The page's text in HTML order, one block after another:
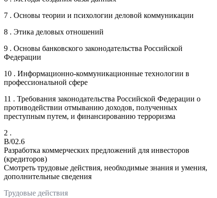
7 . Основы теории и психологии деловой коммуникации
8 . Этика деловых отношений
9 . Основы банковского законодательства Российской
Федерации
10 . Информационно-коммуникационные технологии в
профессиональной сфере
11 . Требования законодательства Российской Федерации о
противодействии отмыванию доходов, полученных
преступным путем, и финансированию терроризма
2 .
B/02.6
Разработка коммерческих предложений для инвесторов
(кредиторов)
Смотреть трудовые действия, необходимые знания и умения,
дополнительные сведения
Трудовые действия